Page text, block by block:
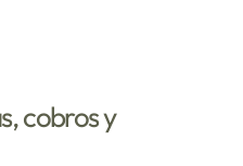
cobros y